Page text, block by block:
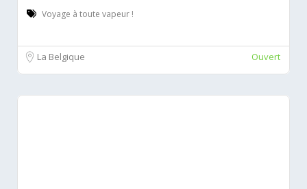
Voyage à toute vapeur !
La Belgique Ouvert